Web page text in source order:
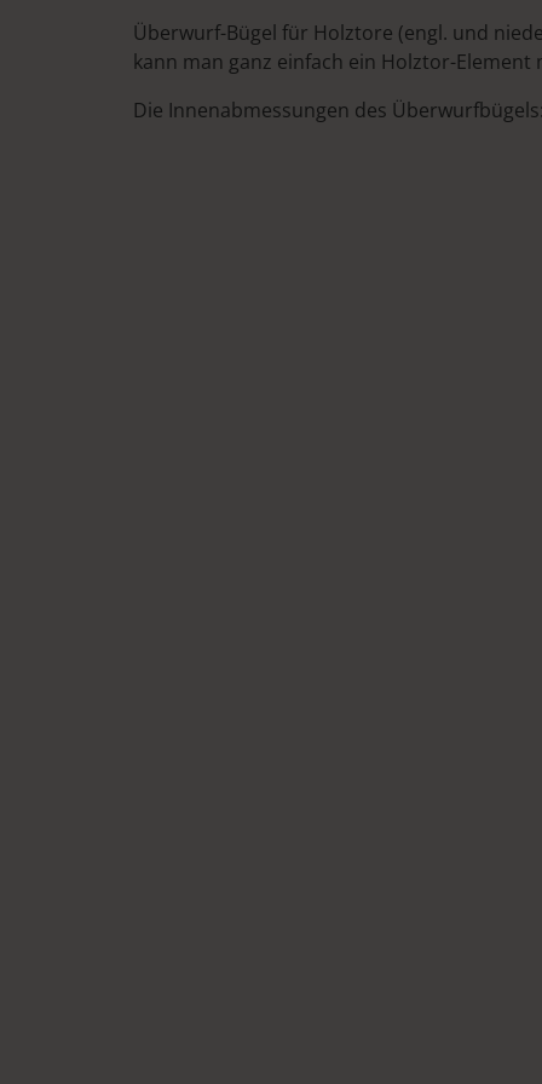
Überwurf-Bügel für Holztore (engl. und
kann man ganz einfach ein Holztor-
Die Innenabmessungen des